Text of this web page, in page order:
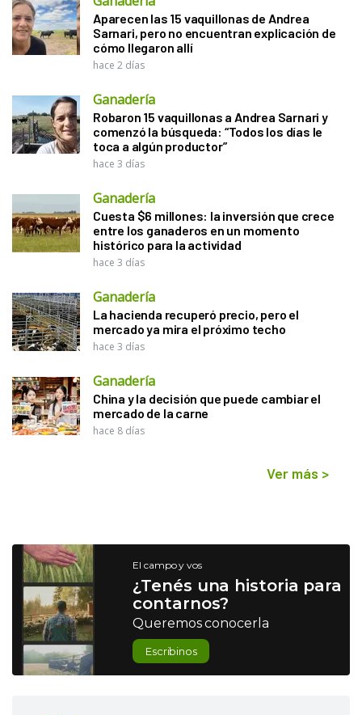
Aparecen las 15 vaquillonas de Andrea
Sarnari, pero no encuentran explicación de
cómo llegaron allí
hace 2 días
Ganadería
Robaron 15 vaquillonas a Andrea Sarnari y
comenzó la búsqueda: “Todos los días le
toca a algún productor”
hace 3 días
Ganadería
Cuesta $6 millones: la inversión que crece
entre los ganaderos en un momento
histórico para la actividad
hace 3 días
Ganadería
La hacienda recuperó precio, pero el
mercado ya mira el próximo techo
hace 3 días
Ganadería
China y la decisión que puede cambiar el
mercado de la carne
hace 8 días
Ver más >
El campo y vos
¿Tenés una historia para
contarnos?
Queremos conocerla
Escribinos